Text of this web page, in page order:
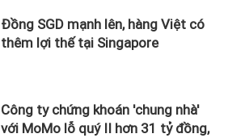
Đồng SGD mạnh lên, hàng Việt có
thêm lợi thế tại Singapore
Công ty chứng khoán 'chung nhà'
với MoMo lỗ quý II hơn 31 tỷ đồng,